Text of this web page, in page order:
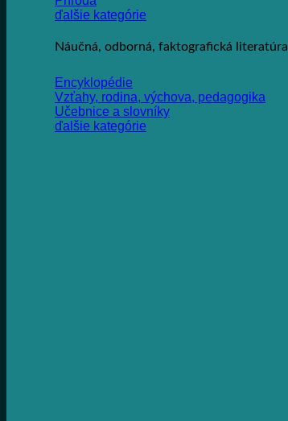
ďalšie kategórie
Náučná, odborná, faktografická literatúra
Encyklopédie
Vzťahy, rodina, výchova, pedagogika
Učebnice a slovníky
ďalšie kategórie